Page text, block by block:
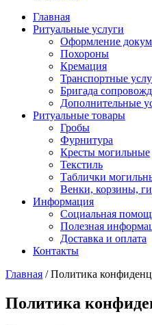
Главная
Ритуальные услуги
Оформление
Похороны
Кремация
Транспортные
Бригада
Дополнительные
Ритуальные товары
Гробы
Фурнитура
Кресты могильные
Текстиль
Таблички
Венки, корзины,
Информация
Социальная
Полезная
Доставка и оплата
Контакты
Главная /Политика
Политика